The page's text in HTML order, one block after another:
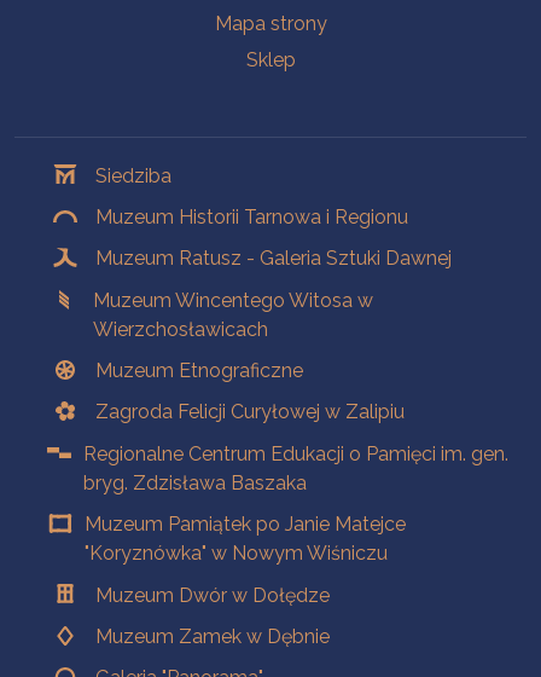
Mapa strony
Sklep
Siedziba
Muzeum Historii Tarnowa i Regionu
Muzeum Ratusz - Galeria Sztuki Dawnej
Muzeum Wincentego Witosa w
Wierzchosławicach
Muzeum Etnograficzne
Zagroda Felicji Curyłowej w Zalipiu
Regionalne Centrum Edukacji o Pamięci im. gen.
bryg. Zdzisława Baszaka
Muzeum Pamiątek po Janie Matejce
"Koryznówka" w Nowym Wiśniczu
Muzeum Dwór w Dołędze
Muzeum Zamek w Dębnie